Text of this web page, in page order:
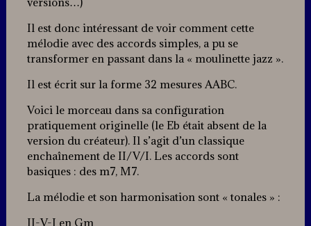
Il est donc intéressant de voir comment cette
mélodie avec des accords simples, a pu se
transformer en passant dans la « moulinette jazz ».
Il est écrit sur la forme 32 mesures AABC.
Voici le morceau dans sa configuration
pratiquement originelle (le Eb était absent de la
version du créateur). Il s’agit d’un classique
enchaînement de II/V/I. Les accords sont
basiques : des m7, M7.
La mélodie et son harmonisation sont « tonales » :
II-V-I en Gm